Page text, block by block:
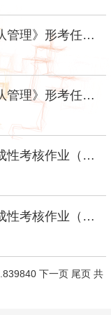
国家开放大学2022年秋《个人与团队管理》形考任务2【百分答案】
国家开放大学2022年秋《个人与团队管理》形考任务1【百分答案】
国家开放大学2022年秋《商法》形成性考核作业（四）【百分答案】
国家开放大学2022年秋《商法》形成性考核作业（三）【百分答案】
839840 下一页 尾页 共